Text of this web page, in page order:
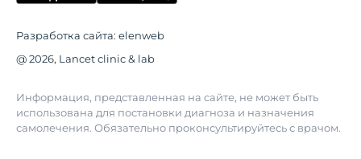
Разработка сайта: elenweb
@ 2026, Lancet clinic & lab
Информация, представленная на сайте, не может быть
использована для постановки диагноза и назначения
самолечения. Обязательно проконсультируйтесь с врачом.